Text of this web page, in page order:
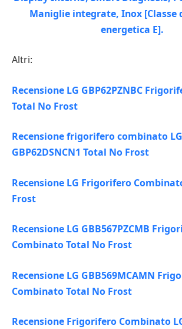
Altri:
Recensione LG GBP62PZNBC
Total No Frost
Recensione frigorifero combinato LG
GBP62DSNCN1 Total No Frost
Recensione LG Frigorifero
Frost
Recensione LG GBB567PZCMB
Combinato Total No Frost
Recensione LG GBB569MCAMN
Combinato Total No Frost
Recensione Frigorifero Combinato